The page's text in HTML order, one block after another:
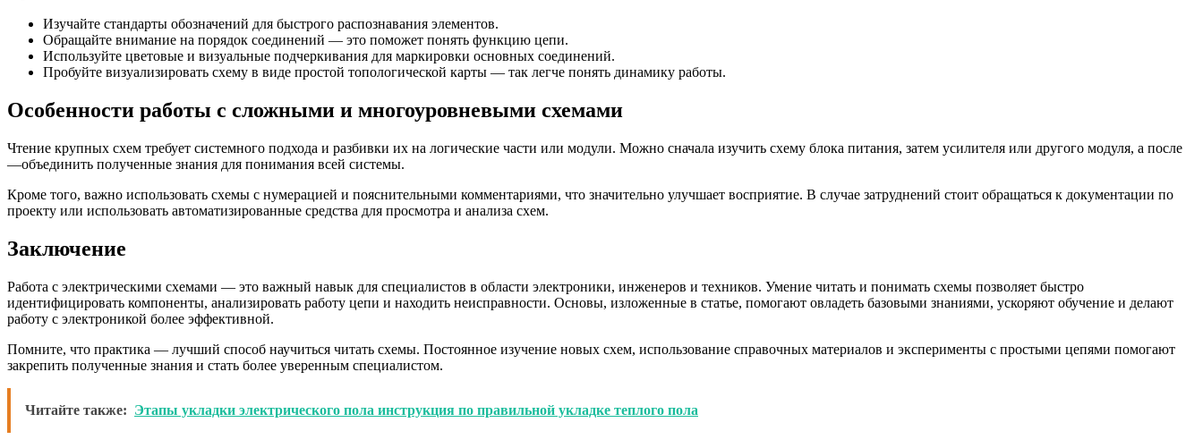
Изучайте стандарты обозначений для быстрого распознавания элементов.
Обращайте внимание на порядок соединений — это поможет понять функцию цепи.
Используйте цветовые и визуальные подчеркивания для маркировки основных соединений.
Пробуйте визуализировать схему в виде простой топологической карты — так легче понять динамику работы.
Особенности работы с сложными и многоуровневыми схемами
Чтение крупных схем требует системного подхода и разбивки их на логические части или модули. Можно сначала изучить схему блока питания, затем усилителя или другого модуля, а после
—объединить полученные знания для понимания всей системы.
Кроме того, важно использовать схемы с нумерацией и пояснительными комментариями, что значительно улучшает восприятие. В случае затруднений стоит обращаться к документации по
проекту или использовать автоматизированные средства для просмотра и анализа схем.
Заключение
Работа с электрическими схемами — это важный навык для специалистов в области электроники, инженеров и техников. Умение читать и понимать схемы позволяет быстро
идентифицировать компоненты, анализировать работу цепи и находить неисправности. Основы, изложенные в статье, помогают овладеть базовыми знаниями, ускоряют обучение и делают
работу с электроникой более эффективной.
Помните, что практика — лучший способ научиться читать схемы. Постоянное изучение новых схем, использование справочных материалов и эксперименты с простыми цепями помогают
закрепить полученные знания и стать более уверенным специалистом.
Читайте также: Этапы укладки электрического пола инструкция по правильной укладке теплого пола